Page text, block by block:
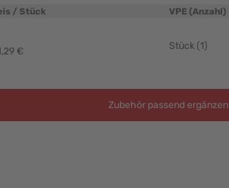
/ Stück VPE (Anzahl)
€ Stück (1)
Zubehör passend ergänzen